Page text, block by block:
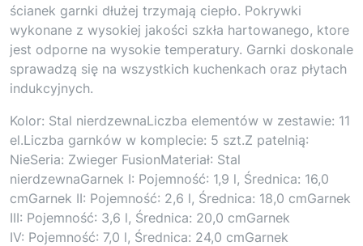
ścianek garnki dłużej trzymają ciepło. Pokrywki
wykonane z wysokiej jakości szkła hartowanego, ktore
jest odporne na wysokie temperatury. Garnki doskonale
sprawadzą się na wszystkich kuchenkach oraz płytach
indukcyjnych.
Kolor: Stal nierdzewnaLiczba elementów w zestawie: 11
el.Liczba garnków w komplecie: 5 szt.Z patelnią:
NieSeria: Zwieger FusionMateriał: Stal
nierdzewnaGarnek I: Pojemność: 1,9 l, Średnica: 16,0
cmGarnek II: Pojemność: 2,6 l, Średnica: 18,0 cmGarnek
III: Pojemność: 3,6 l, Średnica: 20,0 cmGarnek
IV: Pojemność: 7,0 l, Średnica: 24,0 cmGarnek